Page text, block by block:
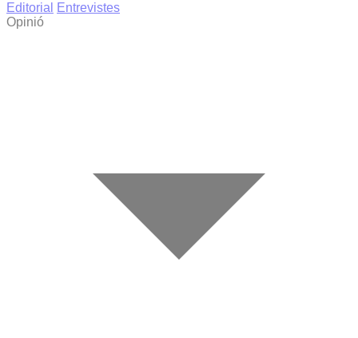
Editorial
Entrevistes
Opinió